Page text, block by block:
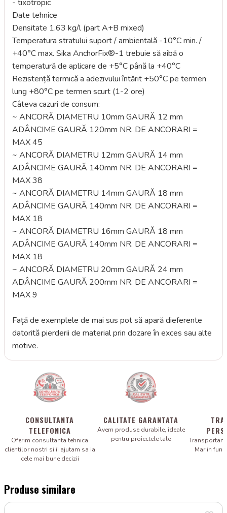
- tixotropic
Date tehnice
Densitate 1.63 kg/l (part A+B mixed)
Temperatura stratului suport / ambientală -10°C min. /
+40°C max. Sika AnchorFix®-1 trebuie să aibă o
temperatură de aplicare de +5°C până la +40°C
Rezistență termică a adezivului întărit +50°C pe termen
lung +80°C pe termen scurt (1-2 ore)
Câteva cazuri de consum:
~ ANCORĂ DIAMETRU 10mm GAURĂ 12 mm
ADÂNCIME GAURĂ 120mm NR. DE ANCORARI =
MAX 45
~ ANCORĂ DIAMETRU 12mm GAURĂ 14 mm
ADÂNCIME GAURĂ 140mm NR. DE ANCORARI =
MAX 38
~ ANCORĂ DIAMETRU 14mm GAURĂ 18 mm
ADÂNCIME GAURĂ 140mm NR. DE ANCORARI =
MAX 18
~ ANCORĂ DIAMETRU 16mm GAURĂ 18 mm
ADÂNCIME GAURĂ 140mm NR. DE ANCORARI =
MAX 18
~ ANCORĂ DIAMETRU 20mm GAURĂ 24 mm
ADÂNCIME GAURĂ 200mm NR. DE ANCORARI =
MAX 9
Față de exemplele de mai sus pot să apară dieferente
datorită pierderii de material prin dozare în exces sau alte
motive.
CONSULTANTA
TELEFONICA
Oferim consultanta tehnica
clientilor nostri si ii ajutam sa ia
cele mai bune decizii
CALITATE GARANTATA
Avem produse durabile, ideale
pentru proiectele tale
Mar in
Produse similare